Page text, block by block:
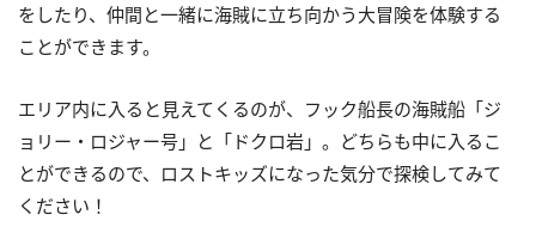
をしたり、仲間と一緒に海賊に立ち向かう大冒険を体験する
ことができます。
エリア内に入ると見えてくるのが、フック船長の海賊船「ジ
ョリー・ロジャー号」と「ドクロ岩」。どちらも中に入るこ
とができるので、ロストキッズになった気分で探検してみて
ください！